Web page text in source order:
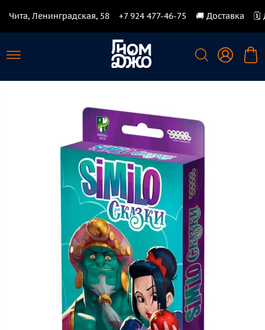
Чита, Ленинградская, 58 +7 924 477-46-75 🚚 Доставка 🗓️